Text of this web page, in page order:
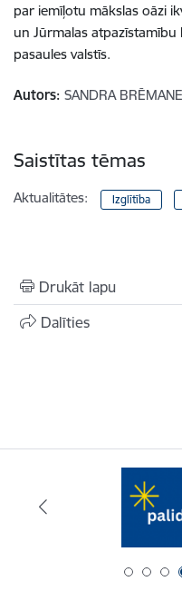
par iemīļotu mākslas oāzi
un Jūrmalas
pasaules valstīs.
Autors: SANDRA
Saistītas tēmas
Aktualitātes: Izglītība
Drukāt lapu
Dalīties